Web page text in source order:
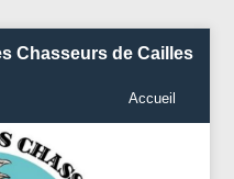
Chasseurs de Cailles
Accueil